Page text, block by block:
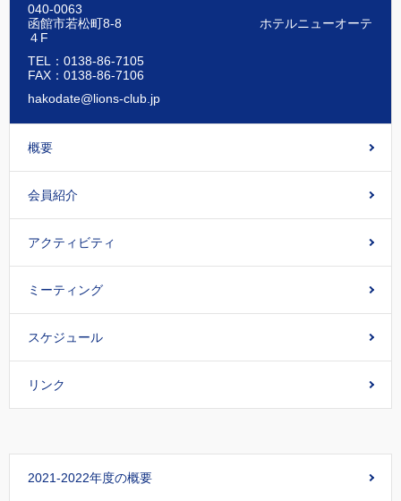
040-0063
函館市若松町8-8 ホテルニューオーテ
４F
TEL：0138-86-7105
FAX：0138-86-7106
hakodate@lions-club.jp
概要
会員紹介
アクティビティ
ミーティング
スケジュール
リンク
2021-2022年度の概要